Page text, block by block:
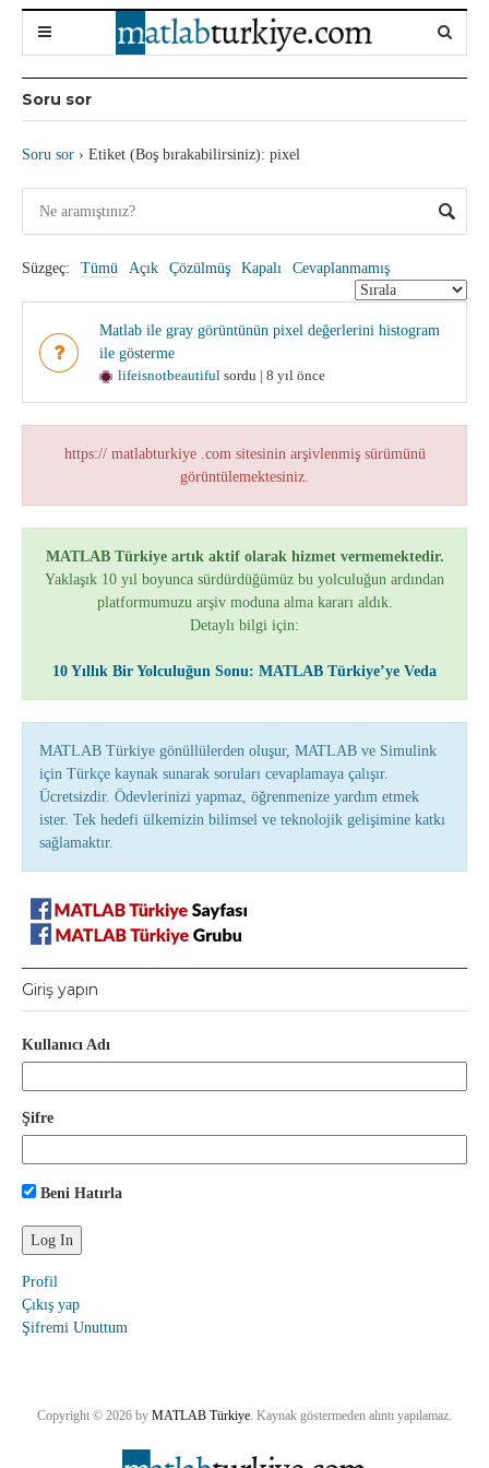
Soru sor
Soru sor › Etiket (Boş bırakabilirsiniz): pixel
Süzgeç: Tümü Açık Çözülmüş Kapalı Cevaplanmamış
Matlab ile gray görüntünün pixel değerlerini histogram
ile gösterme
lifeisnotbeautiful sordu | 8 yıl önce
https:// matlabturkiye .com sitesinin arşivlenmiş sürümünü
görüntülemektesiniz.
MATLAB Türkiye artık aktif olarak hizmet vermemektedir.
Yaklaşık 10 yıl boyunca sürdürdüğümüz bu yolculuğun ardından
platformumuzu arşiv moduna alma kararı aldık.
Detaylı bilgi için:
10 Yıllık Bir Yolculuğun Sonu: MATLAB Türkiye’ye Veda
MATLAB Türkiye gönüllülerden oluşur, MATLAB ve Simulink
için Türkçe kaynak sunarak soruları cevaplamaya çalışır.
Ücretsizdir. Ödevlerinizi yapmaz, öğrenmenize yardım etmek
ister. Tek hedefi ülkemizin bilimsel ve teknolojik gelişimine katkı
sağlamaktır.
Giriş yapın
Kullanıcı Adı
Şifre
Beni Hatırla
Profil
Çıkış yap
Şifremi Unuttum
Copyright © 2026 by MATLAB Türkiye . Kaynak göstermeden alıntı yapılamaz.